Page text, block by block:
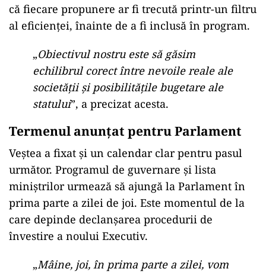
că fiecare propunere ar fi trecută printr-un filtru
al eficienței, înainte de a fi inclusă în program.
„Obiectivul nostru este să găsim
echilibrul corect între nevoile reale ale
societății și posibilitățile bugetare ale
statului”, a precizat acesta.
Termenul anunțat pentru Parlament
Veștea a fixat și un calendar clar pentru pasul
următor. Programul de guvernare și lista
miniștrilor urmează să ajungă la Parlament în
prima parte a zilei de joi. Este momentul de la
care depinde declanșarea procedurii de
învestire a noului Executiv.
„Mâine, joi, în prima parte a zilei, vom